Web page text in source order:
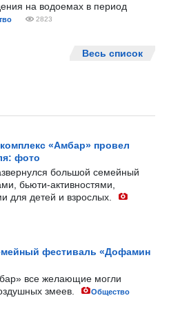
на водоемах в период
2823
Весь список
«Амбар» провел
фото
большой семейный
бьюти-активностями,
для детей и взрослых.
фестиваль «Дофамин
все желающие могли
змеев.
Общество